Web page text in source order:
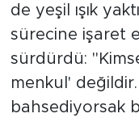
de yeşil ışık
sürecine işaret
sürdürdü:
menkul'
bahsediyorsak